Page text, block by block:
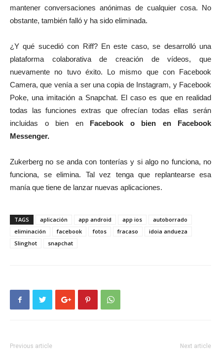
mantener conversaciones anónimas de cualquier cosa. No
obstante, también falló y ha sido eliminada.
¿Y qué sucedió con Riff? En este caso, se desarrolló una
plataforma colaborativa de creación de vídeos, que
nuevamente no tuvo éxito. Lo mismo que con Facebook
Camera, que venía a ser una copia de Instagram, y Facebook
Poke, una imitación a Snapchat. El caso es que en realidad
todas las funciones extras que ofrecían todas ellas serán
incluidas o bien en
Facebook o bien en Facebook
Messenger.
Zukerberg no se anda con tonterías y si algo no funciona, no
funciona, se elimina. Tal vez tenga que replantearse esa
manía que tiene de lanzar nuevas aplicaciones.
TAGS aplicación app android app ios
autoborrado
eliminación
facebook fotos fracaso
idoia andueza
Slinghot
snapchat
Previous article Next article